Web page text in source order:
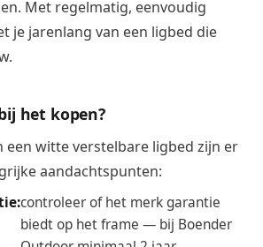
Met regelmatig, eenvoudig
je jarenlang van een ligbed die
het kopen?
een witte verstelbare ligbed zijn er
aandachtspunten:
controleer of het merk garantie
biedt op het frame — bij Boender